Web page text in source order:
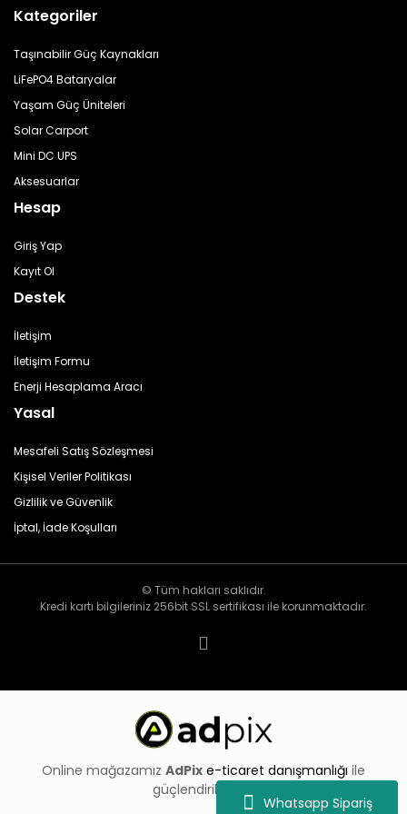
Whatsapp Sipariş
Serisi - Taşınabilir LiFePO4 Solar Güç
ofislerde kesintisiz enerji sağlar.
Karavan ve Outdoor Kullanımı
Kamp ve karavanlarda
anda besleyebilir. Solar panel desteğiyle gün
boyunca güneş enerjisiyle şarj olur, doğada
Sanayi ve Şantiye Kullanımı
Endüstriyel kullanım için tasarlanan
saniyelik geçiş süresiyle sistem kesintisiz çalışır.
Evde elektrik kesildiğinde buzdolabı, modem ve
güvenlik sistemleri çalışmaya devam eder.
Karavan ve teknelerde aydınlatma, TV ve
enerjiyle beslenir.
Solar panelle gündüz şarj edilip gece 220V
çıkıştan kesintisiz güç sağlanır.
makineler güvenli şekilde çalıştırılır.
Bakım ve Dayanıklılık
Uzun Ömürlü Yapı
Kategoriler
Taşınabilir Güç Kaynakları
LiFePO4 Bataryalar
Yaşam Güç Üniteleri
Solar Carport
Mini DC UPS
Aksesuarlar
Hesap
Giriş Yap
Kayıt Ol
Destek
İletişim
İletişim Formu
Enerji Hesaplama Aracı
Yasal
Mesafeli Satış Sözleşmesi
Kişisel Veriler Politikası
Gizlilik ve Güvenlik
İptal, İade Koşulları
© Tüm hakları saklıdır.
Kredi kartı bilgileriniz 256bit SSL sertifikası ile korunmaktadır.
Online mağazamız AdPix e-ticaret danışmanlığı ile
güçlendirilmiştir.